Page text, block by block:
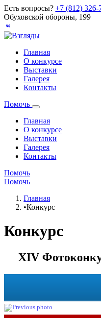
Есть вопросы? +7 (812) 326-
Обуховской обороны, 199
Главная
О конкурсе
Выставки
Галерея
Контакты
Помочь
Главная
О конкурсе
Выставки
Галерея
Контакты
Помочь
Помочь
Главная
•Конкурс
Конкурс
XIV